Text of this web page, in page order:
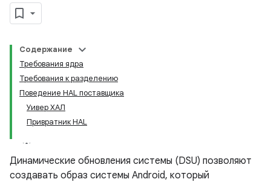
Содержание
Требования ядра
Требования к разделению
Поведение HAL поставщика
Уивер ХАЛ
Привратник HAL
Динамические обновления системы (DSU) позволяют
создавать образ системы Android, который